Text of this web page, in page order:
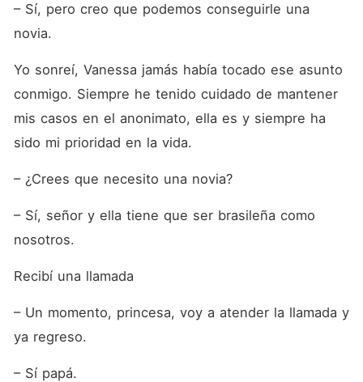
– Sí, pero creo que podemos conseguirle una
novia.
Yo sonreí, Vanessa jamás había tocado ese asunto
conmigo. Siempre he tenido cuidado de mantener
mis casos en el anonimato, ella es y siempre ha
sido mi prioridad en la vida.
– ¿Crees que necesito una novia?
– Sí, señor y ella tiene que ser brasileña como
nosotros.
Recibí una llamada
– Un momento, princesa, voy a atender la llamada y
ya regreso.
– Sí papá.